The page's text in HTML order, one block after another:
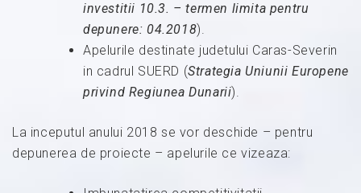
investitii 10.3. – termen limita pentru
depunere:04.2018).
Apelurile destinate judetului Caras-Severin
in cadrul SUERD (Strategia Uniunii Europene
privind Regiunea Dunarii).
La inceputul anului 2018 se vor deschide – pentru
depunerea de proiecte – apelurile ce vizeaza: